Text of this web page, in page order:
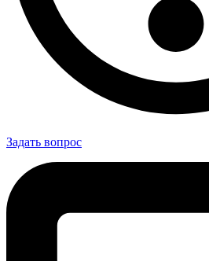
Задать вопрос